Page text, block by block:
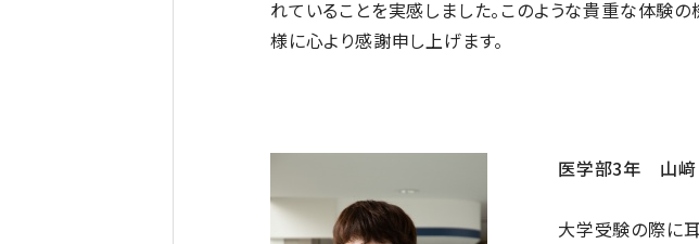
れていることを実感しました。このような貴重な体験
様に心より感謝申し上げます。
医学部3年 山
大学受験の際に